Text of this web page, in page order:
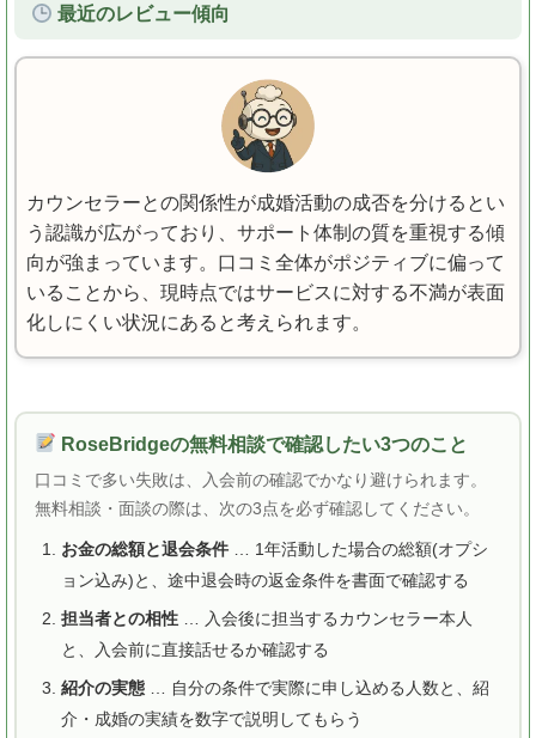
最近のレビュー傾向
カウンセラーとの関係性が成婚活動の成否を分けるとい
う認識が広がっており、サポート体制の質を重視する傾
向が強まっています。口コミ全体がポジティブに偏って
いることから、現時点ではサービスに対する不満が表面
化しにくい状況にあると考えられます。
RoseBridgeの無料相談で確認したい3つのこと
口コミで多い失敗は、入会前の確認でかなり避けられます。
無料相談・面談の際は、次の3点を必ず確認してください。
お金の総額と退会条件… 1年活動した場合の総額(オプシ
ョン込み)と、途中退会時の返金条件を書面で確認する
担当者との相性… 入会後に担当するカウンセラー本人
と、入会前に直接話せるか確認する
紹介の実態… 自分の条件で実際に申し込める人数と、紹
介・成婚の実績を数字で説明してもらう